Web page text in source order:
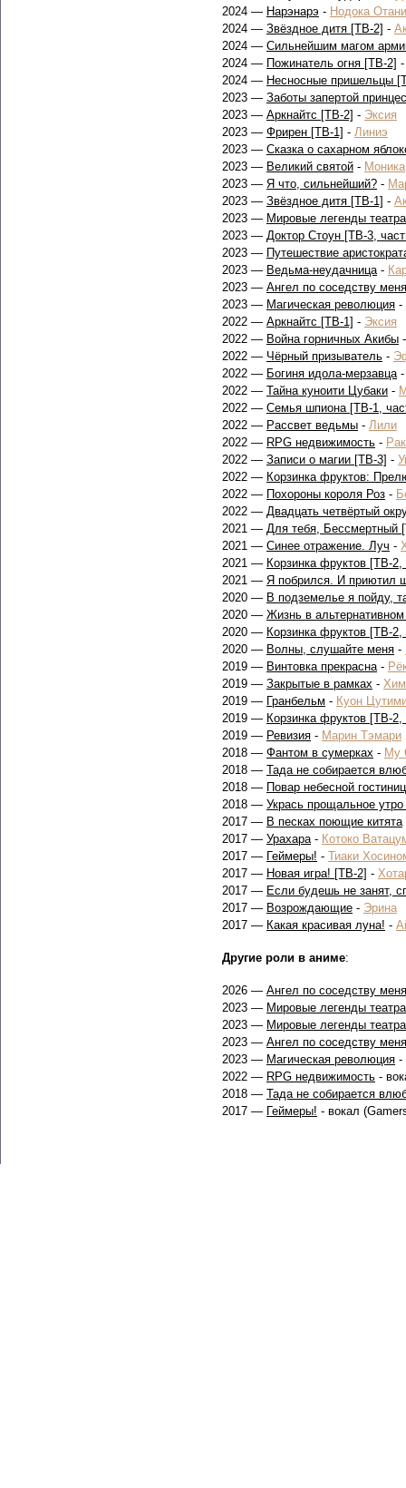
2024 — Нарэнарэ - Нодока Отани
2024 — Звёздное дитя [ТВ-2] -
2024 — Сильнейшим магом
2024 — Пожинатель огня [ТВ-2]
2024 — Несносные пришельцы
2023 — Заботы запертой
2023 — Аркнайтс [ТВ-2] - Эксия
2023 — Фрирен [ТВ-1] - Линиэ
2023 — Сказка о сахарном
2023 — Великий святой - Моника
2023 — Я что, сильнейший? -
2023 — Звёздное дитя [ТВ-1] -
2023 — Мировые легенды театра
2023 — Доктор Стоун [ТВ-3,
2023 — Путешествие
2023 — Ведьма-неудачница-
2023 — Ангел по соседству
2023 — Магическая революция -
2022 — Аркнайтс [ТВ-1] - Эксия
2022 — Война горничных Акибы
2022 — Чёрный призыватель -
2022 — Богиня идола-мерзавца
2022 — Тайна куноити Цубаки -
2022 — Семья шпиона [ТВ-1,
2022 — Рассвет ведьмы - Лили
2022 — RPG недвижимость -
2022 — Записи о магии [ТВ-3] -
2022 — Корзинка фруктов:
2022 — Похороны короля Роз -
2022 — Двадцать четвёртый
2021 — Для тебя, Бессмертный
2021 — Синее отражение. Луч -
2021 — Корзинка фруктов [ТВ-
2021 — Я побрился. И приютил
2020 — В подземелье я пойду,
2020 — Жизнь в
2020 — Корзинка фруктов [ТВ-2,
2020 — Волны, слушайте меня -
2019 — Винтовка прекрасна-
2019 — Закрытые в рамках -
2019 — Гранбельм - Куон
2019 — Корзинка фруктов [ТВ-
2019 — Ревизия - Марин Тэмари
2018 — Фантом в сумерках - Му
2018 — Тада не собирается
2018 — Повар небесной
2018 — Укрась прощальное
2017 — В песках поющие китята
2017 — Урахара- Котоко
2017 — Геймеры! - Тиаки
2017 — Новая игра! [ТВ-2] -
2017 — Если будешь не занят,
2017 — Возрождающие - Эрина
2017 — Какая красивая луна! -
Другие роли в аниме:
2026 — Ангел по соседству
2023 — Мировые легенды театра
2023 — Мировые легенды театра
2023 — Ангел по соседству
2023 — Магическая революция -
2022 — RPG недвижимость -
2018 — Тада не собирается
2017 — Геймеры! - вокал